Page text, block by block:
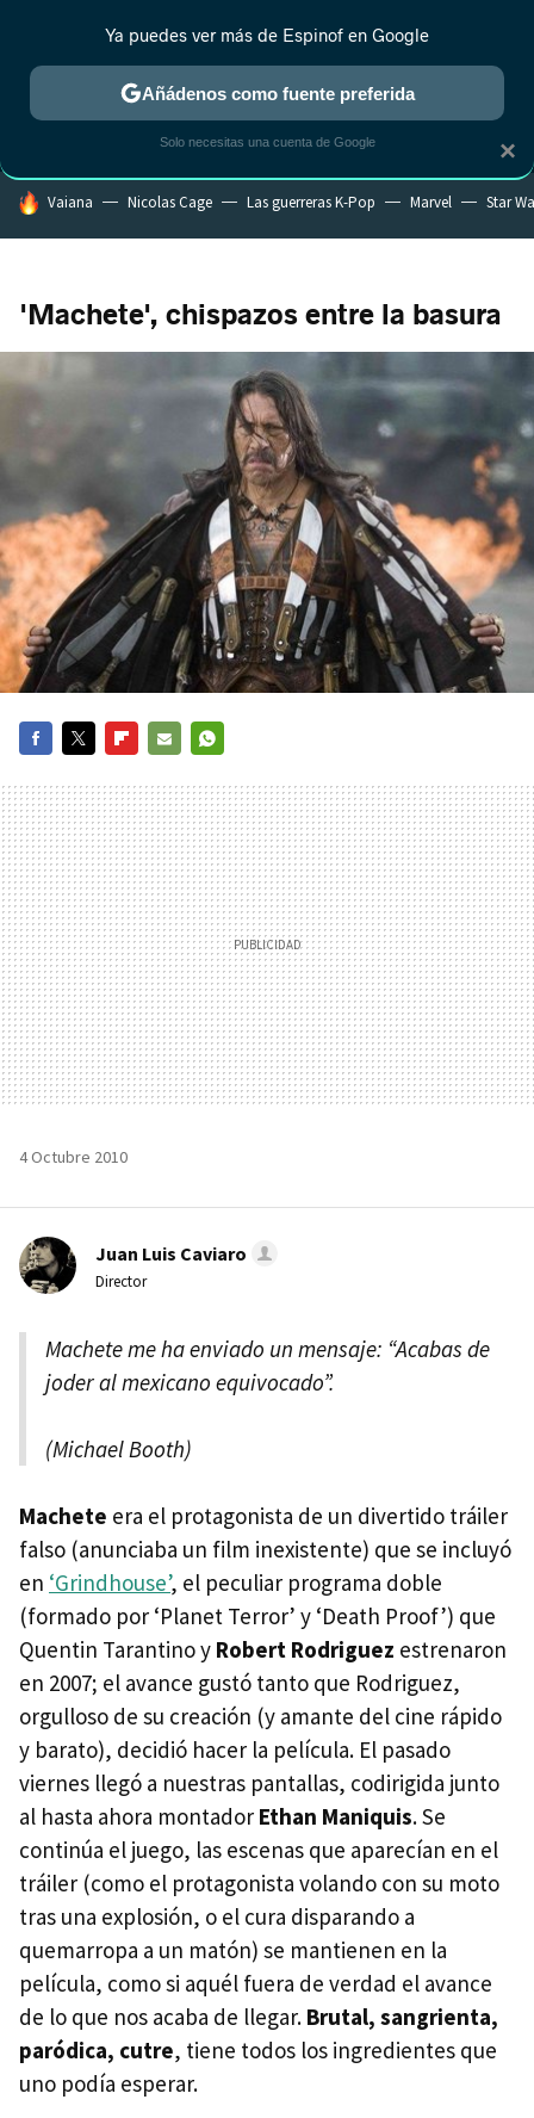
MENÚ NUEVO
ESTRENOS REALITY ANIME RANKINGS CINE
HOY SE HABLA DE
Vaiana Nicolas Cage Las guerreras K-Pop Marvel Star
'Machete', chispazos entre la basura
MAIL
4 Octubre 2010
Juan Luis Caviaro
Director
Machete me ha enviado un mensaje: “Acabas de
joder al mexicano equivocado”.
(Michael Booth)
Machete era el protagonista de un divertido tráiler
falso (anunciaba un film inexistente) que se incluyó
en ‘Grindhouse’, el peculiar programa doble
(formado por ‘Planet Terror’ y ‘Death Proof’) que
Quentin Tarantino y Robert Rodriguez estrenaron
en 2007; el avance gustó tanto que Rodriguez,
orgulloso de su creación (y amante del cine rápido
y barato), decidió hacer la película. El pasado
viernes llegó a nuestras pantallas, codirigida junto
al hasta ahora montador Ethan Maniquis. Se
continúa el juego, las escenas que aparecían en el
tráiler (como el protagonista volando con su moto
tras una explosión, o el cura disparando a
quemarropa a un matón) se mantienen en la
película, como si aquél fuera de verdad el avance
de lo que nos acaba de llegar. Brutal, sangrienta,
paródica, cutre, tiene todos los ingredientes que
uno podía esperar.
×
Ya puedes ver más de Espinof en Google
Añádenos como fuente preferida
Solo necesitas una cuenta de Google